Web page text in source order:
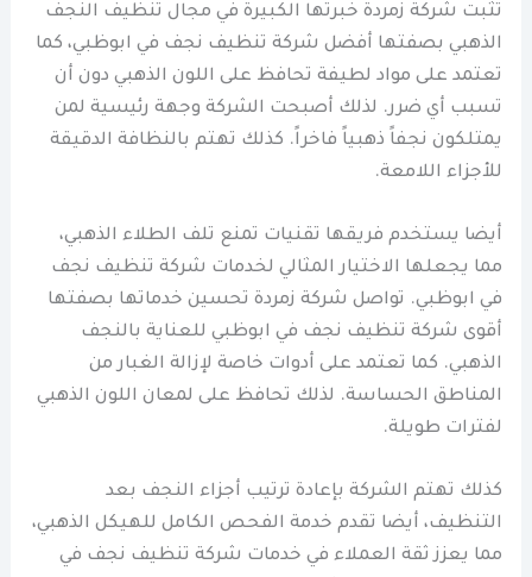
تثبت شركة زمردة خبرتها الكبيرة في مجال تنظيف النجف
الذهبي بصفتها أفضل شركة تنظيف نجف في ابوظبي، كما
تعتمد على مواد لطيفة تحافظ على اللون الذهبي دون أن
تسبب أي ضرر. لذلك أصبحت الشركة وجهة رئيسية لمن
يمتلكون نجفاً ذهبياً فاخراً. كذلك تهتم بالنظافة الدقيقة
للأجزاء اللامعة.
أيضا يستخدم فريقها تقنيات تمنع تلف الطلاء الذهبي،
مما يجعلها الاختيار المثالي لخدمات شركة تنظيف نجف
في ابوظبي. تواصل شركة زمردة تحسين خدماتها بصفتها
أقوى شركة تنظيف نجف في ابوظبي للعناية بالنجف
الذهبي. كما تعتمد على أدوات خاصة لإزالة الغبار من
المناطق الحساسة. لذلك تحافظ على لمعان اللون الذهبي
لفترات طويلة.
كذلك تهتم الشركة بإعادة ترتيب أجزاء النجف بعد
التنظيف، أيضا تقدم خدمة الفحص الكامل للهيكل الذهبي،
مما يعزز ثقة العملاء في خدمات شركة تنظيف نجف في